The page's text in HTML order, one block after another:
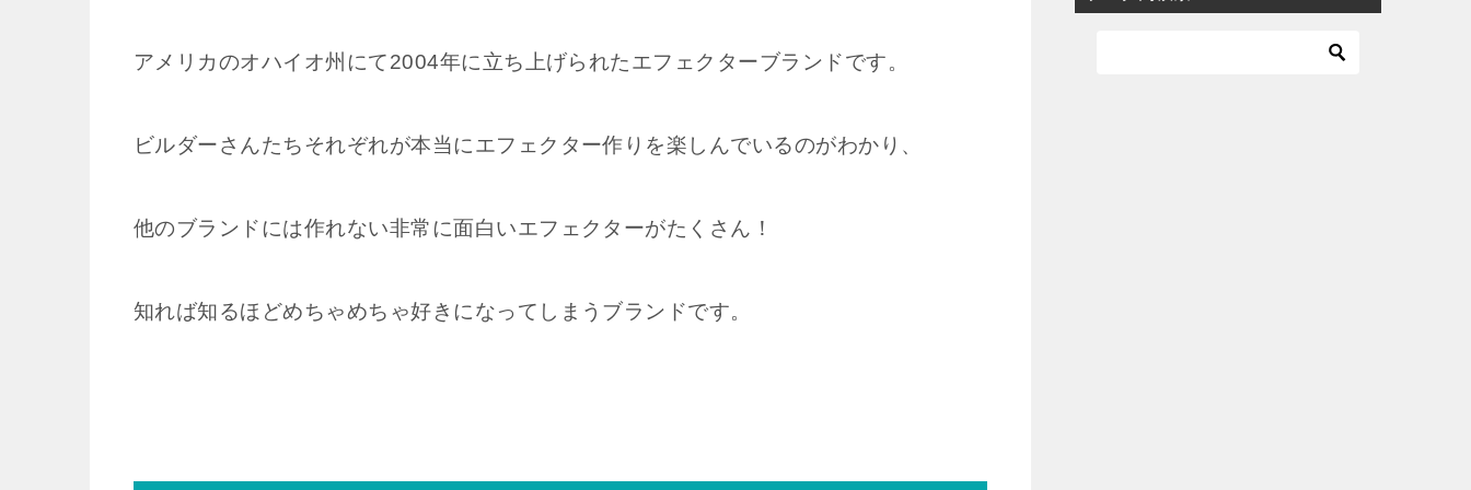
アメリカのオハイオ州にて2004年に立ち上げられたエフェクターブランドです。
ビルダーさんたちそれぞれが本当にエフェクター作りを楽しんでいるのがわかり、
他のブランドには作れない非常に面白いエフェクターがたくさん！
知れば知るほどめちゃめちゃ好きになってしまうブランドです。